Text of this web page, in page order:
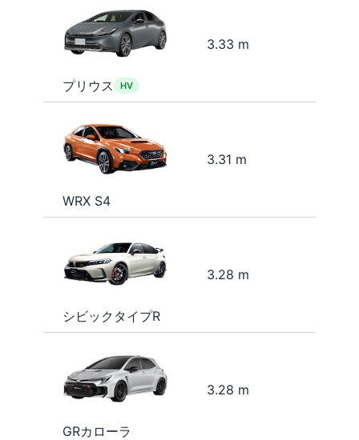
プリウス HV
3.33 m
WRX S4
3.31 m
シビックタイプR
3.28 m
GRカローラ
3.28 m